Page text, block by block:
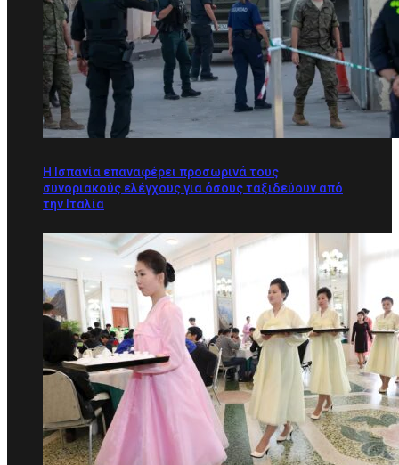
Η Ισπανία επαναφέρει προσωρινά τους
συνοριακούς ελέγχους για όσους ταξιδεύουν από
την Ιταλία